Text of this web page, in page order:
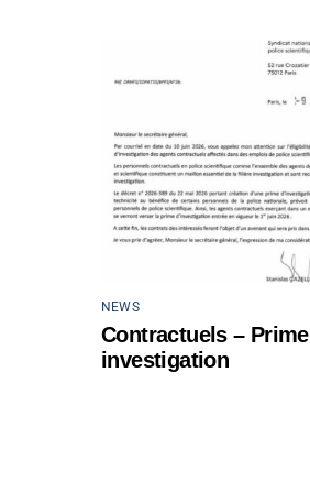
NEWS
Contractuels – Prime
investigation